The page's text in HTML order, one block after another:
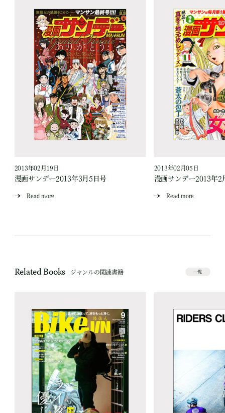
2013年02月19日
漫画サンデー2013年3月5日号
Read more
2013年02月05日
漫画サンデー2013年2
Read more
Related Books ジャンルの関連書籍 一覧